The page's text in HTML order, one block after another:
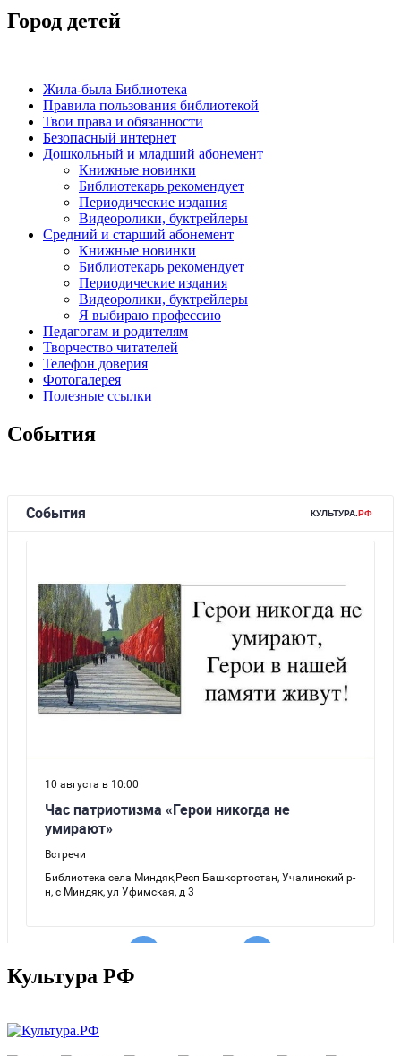
Город детей
Жила-была Библиотека
Правила пользования библиотекой
Твои права и обязанности
Безопасный интернет
Дошкольный и младший абонемент
Книжные новинки
Библиотекарь рекомендует
Периодические издания
Видеоролики, буктрейлеры
Средний и старший абонемент
Книжные новинки
Библиотекарь рекомендует
Периодические издания
Видеоролики, буктрейлеры
Я выбираю профессию
Педагогам и родителям
Творчество читателей
Телефон доверия
Фотогалерея
Полезные ссылки
События
Культура РФ